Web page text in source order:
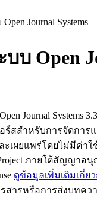
Journal Systems
บบ Open
Journal Systems
ร์สสำหรับการจัดการ
เผยแพร่โดยไม่มีค่าใ
Project ภายใต้สัญญาอ
ดูข้อมูลเพิ่มเติมเกี่ย
สารหรือการส่งบทคว